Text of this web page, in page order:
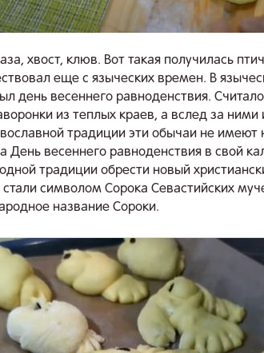
хвост, клюв. Вот такая получилась
еще с языческих времен. В
день весеннего равноденствия.
из теплых краев, а вслед за ними
традиции эти обычаи не имеют
День весеннего равноденствия в свой
традиции обрести новый
символом Сорока Севастийских
название Сороки.